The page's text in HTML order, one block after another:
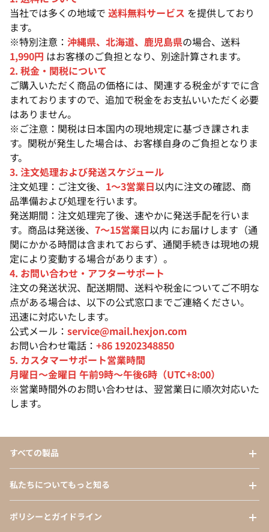
当社では多くの地域で 送料無料サービス を提供しており
ます。
※特別注意： 沖縄県、北海道、鹿児島県の場合、送料
1,990円 はお客様のご負担となり、別途計算されます。
2. 税金・関税について
ご購入いただく商品の価格には、関連する税金がすでに含
まれておりますので、追加で税金をお支払いいただく必要
はありません。
※ご注意：関税は日本国内の現地規定に基づき課されま
す。関税が発生した場合は、お客様自身のご負担となりま
す。
3. 注文処理および発送スケジュール
注文処理：ご注文後、 1〜3営業日以内に注文の確認、商
品準備および処理を行います。
発送期間：注文処理完了後、速やかに発送手配を行いま
す。商品は発送後、 7〜15営業日以内 にお届けします（通
関にかかる時間は含まれておらず、通関手続きは現地の規
定により変動する場合があります）。
4. お問い合わせ・アフターサポート
注文の発送状況、配送期間、送料や税金についてご不明な
点がある場合は、以下の公式窓口までご連絡ください。
迅速に対応いたします。
公式メール： service@mail.hexjon.com
お問い合わせ電話： +86 19202348850
5. カスタマーサポート営業時間
月曜日〜金曜日 午前9時〜午後6時（UTC+8:00）
※営業時間外のお問い合わせは、翌営業日に順次対応いた
します。
すべての製品
私たちについてもっと知る
ポリシーとガイドライン